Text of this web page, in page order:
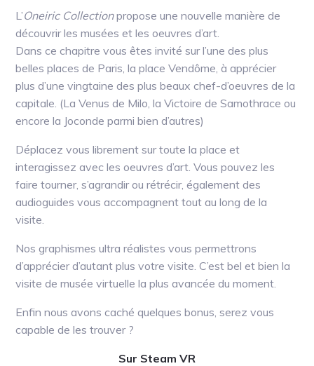
L’Oneiric Collectionpropose une nouvelle manière de
découvrir les musées et les oeuvres d’art.
Dans ce chapitre vous êtes invité sur l’une des plus
belles places de Paris, la place Vendôme, à apprécier
plus d’une vingtaine des plus beaux chef-d’oeuvres de la
capitale. (La Venus de Milo, la Victoire de Samothrace ou
encore la Joconde parmi bien d’autres)
Déplacez vous librement sur toute la place et
interagissez avec les oeuvres d’art. Vous pouvez les
faire tourner, s’agrandir ou rétrécir, également des
audioguides vous accompagnent tout au long de la
visite.
Nos graphismes ultra réalistes vous permettrons
d’apprécier d’autant plus votre visite. C’est bel et bien la
visite de musée virtuelle la plus avancée du moment.
Enfin nous avons caché quelques bonus, serez vous
capable de les trouver ?
Sur Steam VR